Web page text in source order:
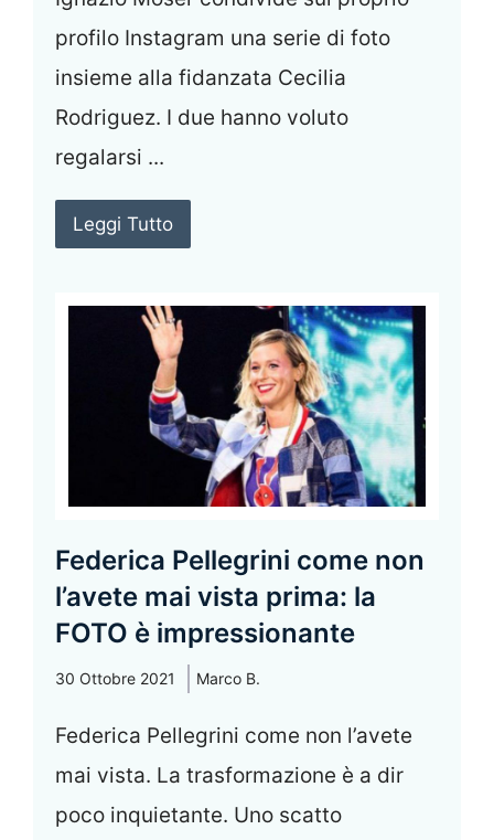
profilo Instagram una serie di foto
insieme alla fidanzata Cecilia
Rodriguez. I due hanno voluto
regalarsi ...
Leggi Tutto
Federica Pellegrini come non
l’avete mai vista prima: la
FOTO è impressionante
30 Ottobre 2021 Marco B.
Federica Pellegrini come non l’avete
mai vista. La trasformazione è a dir
poco inquietante. Uno scatto